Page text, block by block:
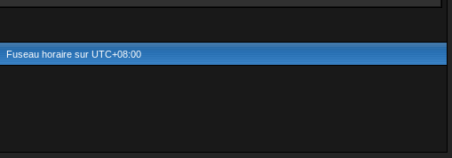
Fuseau horaire sur UTC+08:00